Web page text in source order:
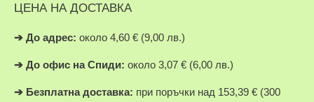
ЦЕНА НА ДОСТАВКА
➔ До адрес: около 4,60 € (9,00 лв.)
➔ До офис на Спиди: около 3,07 € (6,00 лв.)
➔ Безплатна доставка: при поръчки над 153,39 € (300